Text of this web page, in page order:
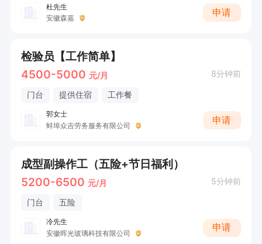
杜先生
安徽森嘉
申请
检验员【工作简单】
4500-5000 元/月 8分钟前
门台 提供住宿 工作餐
郭女士
蚌埠众吉劳务服务有限公司
申请
成型副操作工（五险+节日福利）
5200-6500 元/月 5分钟前
门台 五险
冷先生
安徽晖光玻璃科技有限公司
申请